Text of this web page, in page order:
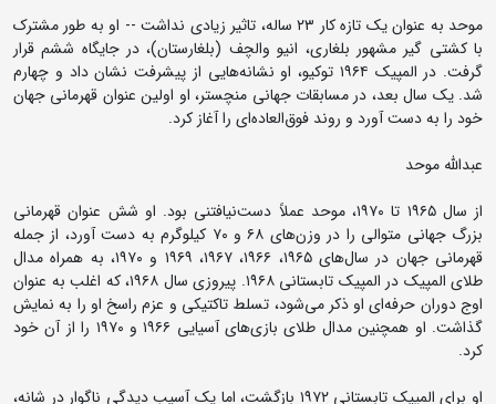
موحد به عنوان یک تازه کار ۲۳ ساله، تاثیر زیادی نداشت -- او به طور مشترک
با کشتی گیر مشهور بلغاری، انیو والچف (بلغارستان)، در جایگاه ششم قرار
گرفت. در المپیک ۱۹۶۴ توکیو، او نشانه‌هایی از پیشرفت نشان داد و چهارم
شد. یک سال بعد، در مسابقات جهانی منچستر، او اولین عنوان قهرمانی جهان
خود را به دست آورد و روند فوق‌العاده‌ای را آغاز کرد.
عبدالله موحد
از سال ۱۹۶۵ تا ۱۹۷۰، موحد عملاً دست‌نیافتنی بود. او شش عنوان قهرمانی
بزرگ جهانی متوالی را در وزن‌های ۶۸ و ۷۰ کیلوگرم به دست آورد، از جمله
قهرمانی جهان در سال‌های ۱۹۶۵، ۱۹۶۶، ۱۹۶۷، ۱۹۶۹ و ۱۹۷۰، به همراه مدال
طلای المپیک در المپیک تابستانی ۱۹۶۸. پیروزی سال ۱۹۶۸، که اغلب به عنوان
اوج دوران حرفه‌ای او ذکر می‌شود، تسلط تاکتیکی و عزم راسخ او را به نمایش
گذاشت. او همچنین مدال طلای بازی‌های آسیایی ۱۹۶۶ و ۱۹۷۰ را از آن خود
کرد.
او برای المپیک تابستانی ۱۹۷۲ بازگشت، اما یک آسیب دیدگی ناگوار در شانه،